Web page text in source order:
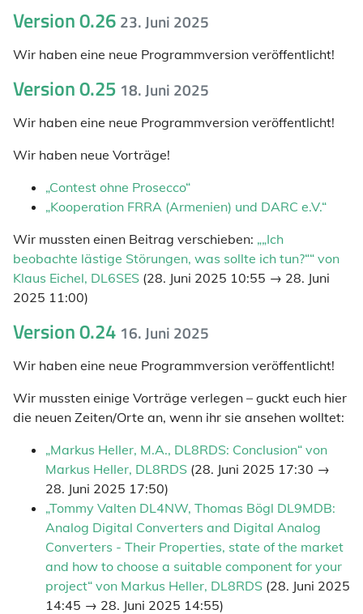
Version 0.26 23. Juni 2025
Wir haben eine neue Programmversion veröffentlicht!
Version 0.25 18. Juni 2025
Wir haben eine neue Programmversion veröffentlicht!
Wir haben neue Vorträge!
„Contest ohne Prosecco“
„Kooperation FRRA (Armenien) und DARC e.V.“
Wir mussten einen Beitrag verschieben: „„Ich
beobachte lästige Störungen, was sollte ich tun?““ von
Klaus Eichel, DL6SES (28. Juni 2025 10:55 → 28. Juni
2025 11:00)
Version 0.24 16. Juni 2025
Wir haben eine neue Programmversion veröffentlicht!
Wir mussten einige Vorträge verlegen – guckt euch hier
die neuen Zeiten/Orte an, wenn ihr sie ansehen wolltet:
„Markus Heller, M.A., DL8RDS: Conclusion“ von
Markus Heller, DL8RDS (28. Juni 2025 17:30 →
28. Juni 2025 17:50)
„Tommy Valten DL4NW, Thomas Bögl DL9MDB:
Analog Digital Converters and Digital Analog
Converters - Their Properties, state of the market
and how to choose a suitable component for your
project“ von Markus Heller, DL8RDS (28. Juni 2025
14:45 → 28. Juni 2025 14:55)